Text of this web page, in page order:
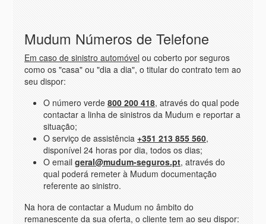
Mudum Números de Telefone
Em caso de sinistro automóvel ou coberto por seguros
como os "casa" ou "dia a dia", o titular do contrato tem ao
seu dispor:
O número verde 800 200 418, através do qual pode
contactar a linha de sinistros da Mudum e reportar a
situação;
O serviço de assistência +351 213 855 560,
disponível 24 horas por dia, todos os dias;
O email geral@mudum-seguros.pt, através do
qual poderá remeter à Mudum documentação
referente ao sinistro.
Na hora de contactar a Mudum no âmbito do
remanescente da sua oferta, o cliente tem ao seu dispor: